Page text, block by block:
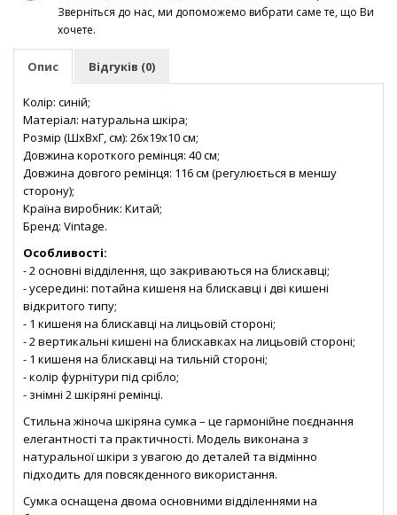
Зверніться до нас, ми допоможемо вибрати саме те, що Ви
хочете.
Опис Відгуків (0)
Колір: синій;
Матеріал: натуральна шкіра;
Розмір (ШхВхГ, см): 26х19х10 см;
Довжина короткого ремінця: 40 см;
Довжина довгого ремінця: 116 см (регулюється в меншу
сторону);
Країна виробник: Китай;
Бренд: Vintage.
Особливості:
- 2 основні відділення, що закриваються на блискавці;
- усередині: потайна кишеня на блискавці і дві кишені
відкритого типу;
- 1 кишеня на блискавці на лицьовій стороні;
- 2 вертикальні кишені на блискавках на лицьовій стороні;
- 1 кишеня на блискавці на тильній стороні;
- колір фурнітури під срібло;
- знімні 2 шкіряні ремінці.
Стильна жіноча шкіряна сумка – це гармонійне поєднання
елегантності та практичності. Модель виконана з
натуральної шкіри з увагою до деталей та відмінно
підходить для повсякденного використання.
Сумка оснащена двома основними відділеннями на